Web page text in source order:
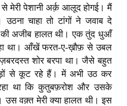
पेशानी अर्क़ आलूद होगई। मैं
चाहा तो टांगों ने जवाब दे
की अजीब हालत थी। एक तुंद धुआँ
था। आँखें फरत-ए-ख़ौफ़ से उबल
शोर बरपा था। जैसे बहुत
से कूट रहे हैं। में अभी उठ कर
था कि कुतुबफ़रोश और उसके
उस वक़्त मेरी क्या हालत थी। इस